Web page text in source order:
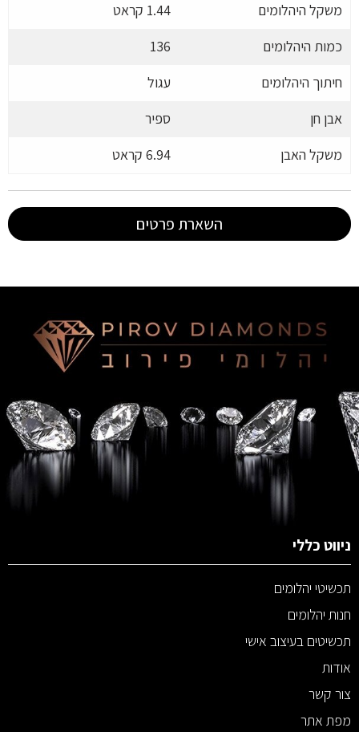
משקל היהלומים
1.44 קראט
כמות היהלומים
136
חיתוך היהלומים
עגול
אבן חן
ספיר
משקל האבן
6.94 קראט
השארת פרטים
ניווט כללי
תכשיטי יהלומים
חנות יהלומים
תכשיטים בעיצוב אישי
אודות
צור קשר
מפת אתר